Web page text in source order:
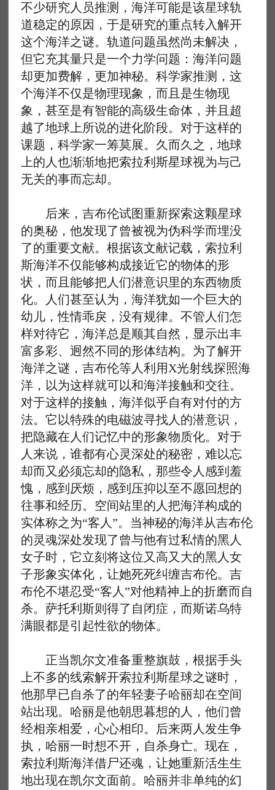
不少研究人员推测，海洋可能是该星球轨
道稳定的原因，于是研究的重点转入解开
这个海洋之谜。轨道问题虽然尚未解决，
但它充其量只是一个力学问题：海洋问题
却更加费解，更加神秘。科学家推测，这
个海洋不仅是物理现象，而且是生物现
象，甚至是有智能的高级生命体，并且超
越了地球上所说的进化阶段。对于这样的
课题，科学家一筹莫展。久而久之，地球
上的人也渐渐地把索拉利斯星球视为与己
无关的事而忘却。
后来，吉布伦试图重新探索这颗星球
的奥秘，他发现了曾被视为伪科学而埋没
了的重要文献。根据该文献记载，索拉利
斯海洋不仅能够构成接近它的物体的形
状，而且能够把人们潜意识里的东西物质
化。人们甚至认为，海洋犹如一个巨大的
幼儿，性情乖戾，没有规律。不管人们怎
样对待它，海洋总是顺其自然，显示出丰
富多彩、迥然不同的形体结构。为了解开
海洋之谜，吉布伦等人利用X光射线探照海
洋，以为这样就可以和海洋接触和交往。
对于这样的接触，海洋似乎自有对付的方
法。它以特殊的电磁波寻找人的潜意识，
把隐藏在人们记忆中的形象物质化。对于
人来说，谁都有心灵深处的秘密，难以忘
却而又必须忘却的隐私，那些令人感到羞
愧，感到厌烦，感到压抑以至不愿回想的
往事和经历。空间站里的人把海洋构成的
实体称之为“客人”。当神秘的海洋从吉布伦
的灵魂深处发现了曾与他有过私情的黑人
女子时，它立刻将这位又高又大的黑人女
子形象实体化，让她死死纠缠吉布伦。吉
布伦不堪忍受“客人”对他精神上的折磨而自
杀。萨托利斯则得了自闭症，而斯诺乌特
满眼都是引起性欲的物体。
正当凯尔文准备重整旗鼓，根据手头
上不多的线索解开索拉利斯星球之谜时，
他那早已自杀了的年轻妻子哈丽却在空间
站出现。哈丽是他朝思暮想的人，他们曾
经相亲相爱，心心相印。后来两人发生争
执，哈丽一时想不开，自杀身亡。现在，
索拉利斯海洋借尸还魂，让她重新活生生
地出现在凯尔文面前。哈丽并非单纯的幻